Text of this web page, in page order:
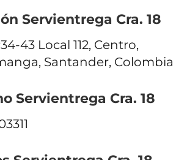
Servientrega Cra. 18
43 Local 112, Centro,
Santander, Colombia
Servientrega Cra. 18